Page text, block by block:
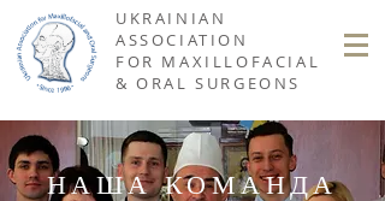
UKRAINIAN
ASSOCIATION
FOR MAXILLOFACIAL
& ORAL SURGEONS
НАША КОМАНДА